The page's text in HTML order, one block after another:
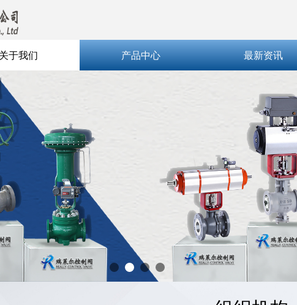
于我们 产品中心 最新资讯